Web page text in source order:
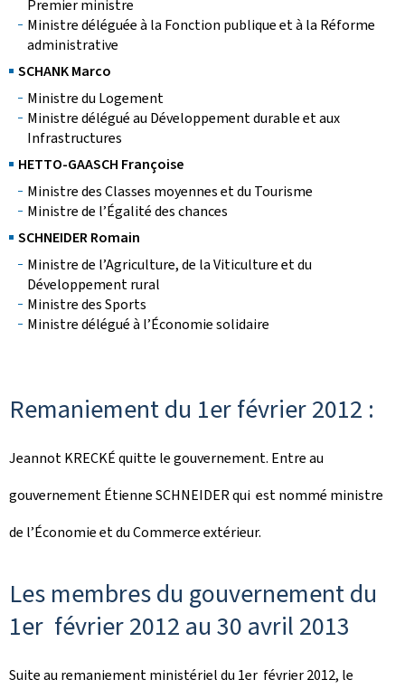
Premier ministre
Ministre déléguée à la Fonction publique et à la Réforme
administrative
SCHANK Marco
Ministre du Logement
Ministre délégué au Développement durable et aux
Infrastructures
HETTO-GAASCH Françoise
Ministre des Classes moyennes et du Tourisme
Ministre de l’Égalité des chances
SCHNEIDER Romain
Ministre de l’Agriculture, de la Viticulture et du
Développement rural
Ministre des Sports
Ministre délégué à l’Économie solidaire
Remaniement du 1er février 2012 :
Jeannot KRECKÉ quitte le gouvernement. Entre au
gouvernement Étienne SCHNEIDER qui est nommé ministre
de l’Économie et du Commerce extérieur.
Les membres du gouvernement du
1er février 2012 au 30 avril 2013
Suite au remaniement ministériel du 1er février 2012, le